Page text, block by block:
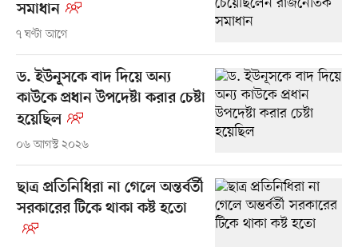
সমাধান
৭ ঘণ্টা আগে
ড. ইউনূসকে বাদ দিয়ে অন্য
কাউকে প্রধান উপদেষ্টা করার চেষ্টা
হয়েছিল
০৬ আগস্ট ২০২৬
ছাত্র প্রতিনিধিরা না গেলে অন্তর্বর্তী
সরকারের টিকে থাকা কষ্ট হতো